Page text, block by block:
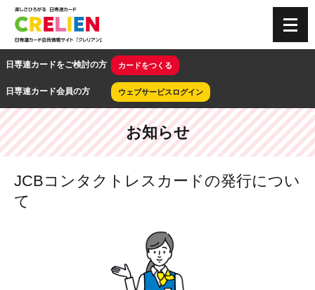
CRELIEN |
日専連カードをご検討の方 カードをつくる
日専連カード会員の方 ウェブサービスログイン
お知らせ
JCBコンタクトレスカードの発行につい
て